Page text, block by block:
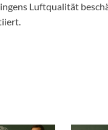
Luftqualität